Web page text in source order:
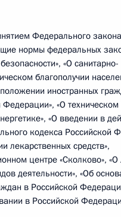
Федерального
нормы федеральных
«О санитарно-
благополучии
иностранных
«О техническом
«О введении в
кодекса Российской
лекарственных средств»,
центре «Сколково»,
деятельности», «Об
в Российской
в Российской